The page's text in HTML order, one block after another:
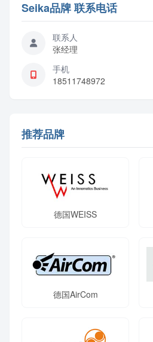
Seika品牌 联系电话
联系人
张经理
手机
18511748972
推荐品牌
德国WEISS
德国AirCom